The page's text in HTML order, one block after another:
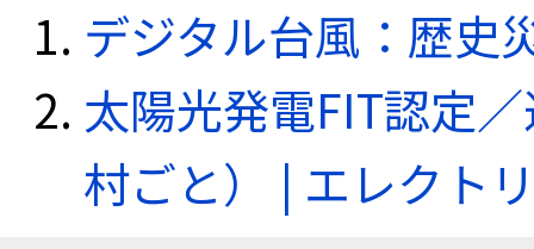
デジタル台風：歴史
太陽光発電FIT認定
村ごと） | エレクト